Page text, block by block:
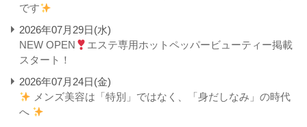
です
2026年07月29日(水)
NEW OPEN
エステ専用ホットペッパービューティー掲載
スタート！
2026年07月24日(金)
メンズ美容は「特別」ではなく、「身だしなみ」の時代
へ